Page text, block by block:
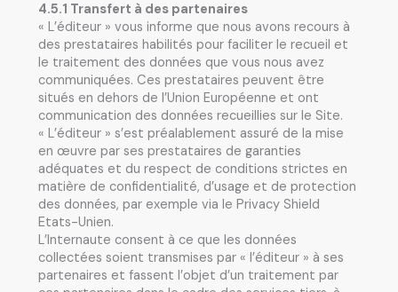
4.5.1 Transfert à des partenaires
« L’éditeur » vous informe que nous avons recours à
des prestataires habilités pour faciliter le recueil et
le traitement des données que vous nous avez
communiquées. Ces prestataires peuvent être
situés en dehors de l’Union Européenne et ont
communication des données recueillies sur le Site.
« L’éditeur » s’est préalablement assuré de la mise
en œuvre par ses prestataires de garanties
adéquates et du respect de conditions strictes en
matière de confidentialité, d’usage et de protection
des données, par exemple via le Privacy Shield
Etats-Unien.
L’Internaute consent à ce que les données
collectées soient transmises par « l’éditeur » à ses
partenaires et fassent l’objet d’un traitement par